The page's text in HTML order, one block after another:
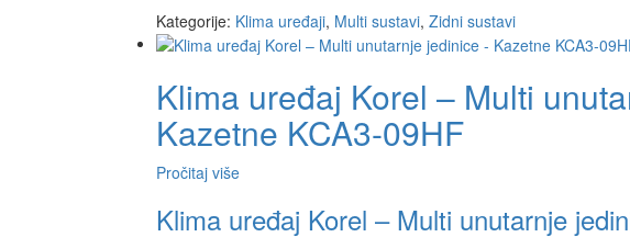
Kategorije: Klima uređaji, Multi sustavi, Zidni sustavi
Klima uređaj Korel – Multi
Kazetne KCA3-09HF
Pročitaj više
Klima uređaj Korel – Multi unutarnje